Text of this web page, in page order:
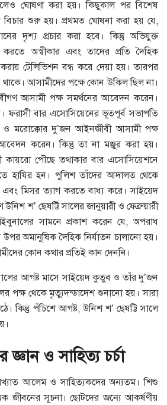
ঘোষণা করা হয়। কিছুকাল পর বিশেষ
শুরু হয়। প্রথমত ঘোষনা করা হয় যে,
দৃশ্য প্রচার করা হবে। কিন্তু অভিযুক্ত
করতে অস্বীকার এবং তাদের প্রতি দৈহিক
করায় টেলিভিশন বন্ধ করে দেয়া হয়। তারপর
থাকে। আসামীদের পক্ষে কোন উকিল ছিল না।
আসামী পক্ষ সমর্থনের আবেদন করেন।
ফরাসী বার এসোসিয়েনের ভূতপূর্ব সভাপতি
মরোক্কোর দু’জন আইনজীবী আসামী পক্ষ
করেন। কিন্তু তা না মঞ্জুর করা হয়।
কায়রো পৌছে তথাকার বার এসোসিয়েশনে
হাযির হন। পুলিশ তাঁদের আদালত থেকে
এবং মিসর ত্যাগ করতে বাধ্য করে। সাইয়েদ
শ’ ছেষট্টি সালের জানুয়ারী ও ফেব্রুয়ারী
সামনে প্রকাশ করেন যে, অপরাধ
উপর অমানুষিক দৈহিক নির্যাতন চালানো হয়।
কোন কথার প্রতিই কান দেননি।
আগষ্ট মাসে সাইয়েদ কুতুব ও তাঁর দু’জন
পক্ষ থেকে মৃত্যুদন্ডাদেশ শুনানো হয়। সারা
কিন্তু পঁচিশে আগষ্ট, উনিশ শ’ ছেষট্টি সালে
ও সাহিত্য চর্চা
আলেম ও সাহিত্যকদের অন্যতম। শিশু
জীবনের সূচনা। ছোটদের জন্যে আকর্ষণীয়